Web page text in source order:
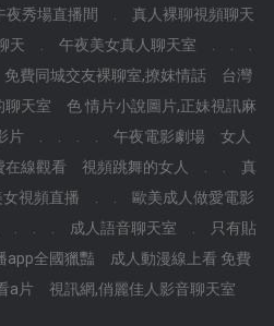
夜秀場直播間
真人裸聊視頻聊天
天 午夜美女真人聊天室
免費同城交友裸聊室,撩妺情話
台灣
聊天室
色 情片小說圖片,正妹視訊麻
片 午夜電影劇場
女人
在線觀看 視頻跳舞的女人
真
視頻直播
歐美成人做愛電影
成人語音聊天室
只有貼
app全國獵豔
成人動漫線上看 免費
a片
視訊網,俏麗佳人影音聊天室